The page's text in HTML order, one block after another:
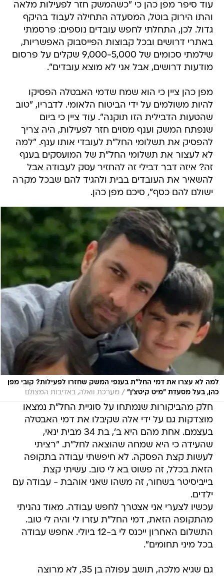
עוד סיפר מפן כהן כי "כשהמשק חזר לפעילות מלאה
והתו הירוק בוטל, המסעדה התחילה לעבוד בהיקף
גדול. לכן, התחלתי לחפש עובדים נוספים: פרסמתי
באתרי דרושים ובכל קבוצות הפייסבוק האפשריות,
שילמתי סכומים של 9,000-5,000 שקלים על פרסום
מודעות דרושים, אבל אני לא מוצא עובדים".
מפן כהן ציין כי הוא שמח שדמי האבטלה הפסיקו
להיות משולמים על ידי הביטוח הלאומי. לדבריו, "טוב
שהטעות הדבילית הזו תוקנה". עוד ציין כי ביום
שנפתח המשק וענף מסוים חזר לפעילות, היה צריך
להפסיק את תשלומי החל"ת לעובדי אותו ענף. "למה
לא לעצור את תשלומי החל"ת של המועסקים בענף
זה? איזה דבר דבילי זה להחזיר עסק לעבודה אבל
להשאיר את העובדים בבית ולהגיד להם שבכל מקרה
ישולם להם כסף", סיכם מפן כהן.
למה לא עצרו את דמי החל"ת בענפי המשק שחזרו לפעילות? קובי מפן
כהן, בעל מסעדת "מיט קיטצ'ן" / מערכת וואלה, באדיבות המצולם
חלק מהביקורות שנמתחו על סוגיית החל"ת נמצאו
מוצדקות גם על ידי אלה שקיבלו את דמי האבטלה
בעצמם. אחת מהם היא ב', בת 34 מבית ינאי,
שהעידה כי היא שמחה שהוצאה לחל"ת. "רציתי
לעשות קצת הפסקה. לא חיפשתי עבודה בתקופה
הזאת בכלל, זה פשוט בא לי טוב. עשיתי קצת
בייביסיטר בשחור, זה משהו שאני אוהבת - עבודה עם
ילדים.
עכשיו לצערי אני אצטרך לחפש עבודה. מאוד נהניתי
מהתקופה הזאת, דמי החל"ת עזרו לי והיה לי טוב.
התשלום האחרון ייכנס לי ב-12 ביולי. אחפש עבודה
בכל מיני תחומים".
גם שגיא מלכה, תושב עפולה בן 35, לא מרוצה